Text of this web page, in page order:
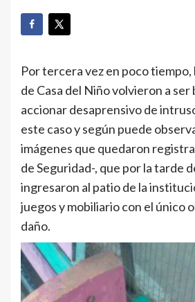
Por tercera vez en poco tiempo,
de Casa del Niño volvieron a ser
accionar desaprensivo de
este caso y según puede
imágenes que quedaron
de Seguridad-, que por la tarde
ingresaron al patio de la
juegos y mobiliario con el único
daño.